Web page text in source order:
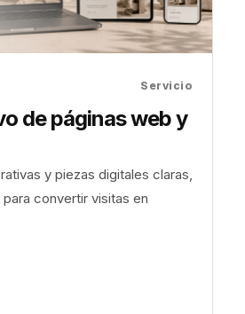
Servicio
de páginas web y
y piezas digitales claras,
convertir visitas en